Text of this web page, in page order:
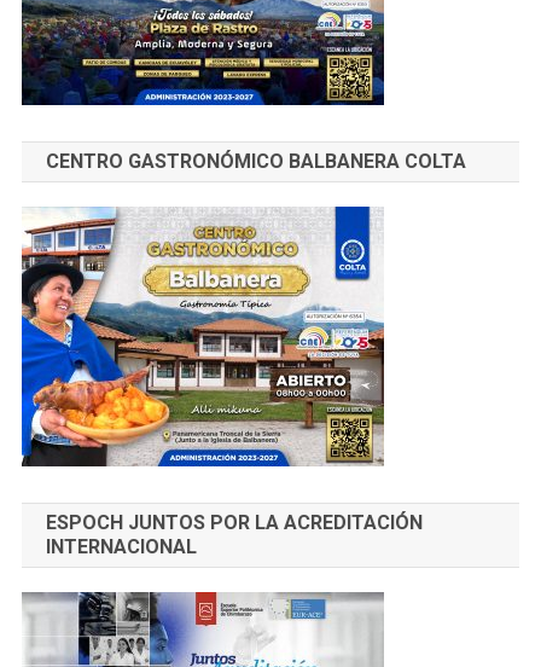
CENTRO GASTRONÓMICO BALBANERA COLTA
ESPOCH JUNTOS POR LA ACREDITACIÓN
INTERNACIONAL